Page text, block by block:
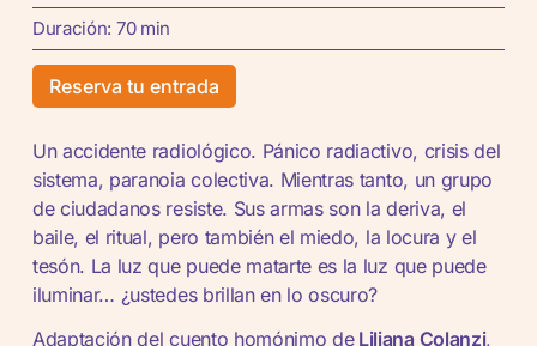
Duración: 70 min
Reserva tu entrada
Un accidente radiológico. Pánico radiactivo, crisis del
sistema, paranoia colectiva. Mientras tanto, un grupo
de ciudadanos resiste. Sus armas son la deriva, el
baile, el ritual, pero también el miedo, la locura y el
tesón. La luz que puede matarte es la luz que puede
iluminar… ¿ustedes brillan en lo oscuro?
Adaptación del cuento homónimo deLiliana Colanzi,